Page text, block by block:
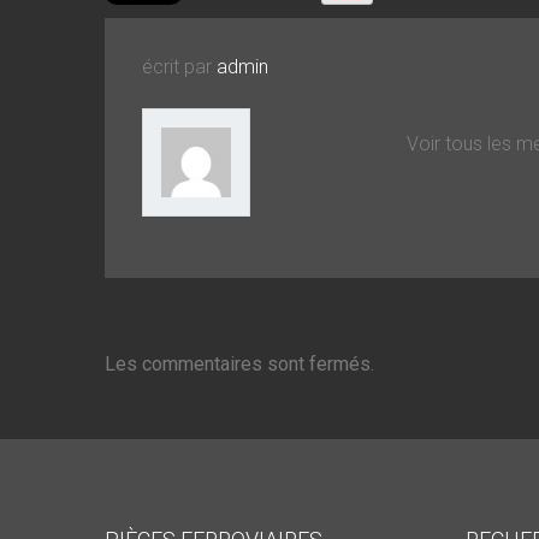
écrit par admin
Voir tous les
Les commentaires sont fermés.